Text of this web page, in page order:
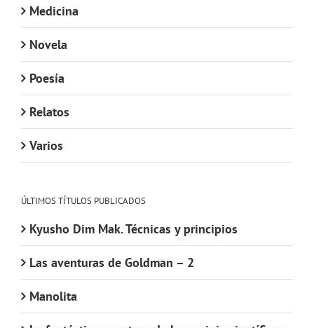
Medicina
Novela
Poesía
Relatos
Varios
ÚLTIMOS TÍTULOS PUBLICADOS
Kyusho Dim Mak. Técnicas y principios
Las aventuras de Goldman – 2
Manolita